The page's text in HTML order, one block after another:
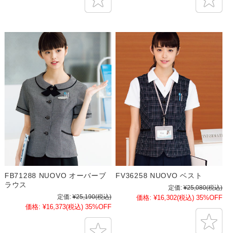
FB71288 NUOVO オーバーブ
ラウス
定価: ¥25,190(税込)
価格: ¥16,373(税込) 35%OFF
FV36258 NUOVO ベスト
定価: ¥25,080(税込)
価格: ¥16,302(税込) 35%OFF